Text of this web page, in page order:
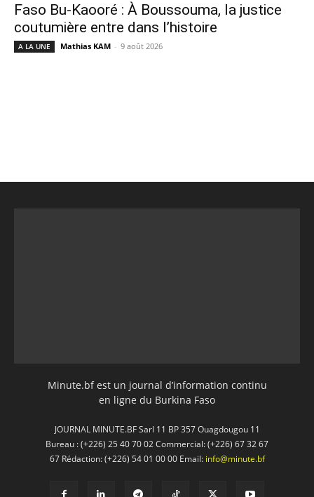
Faso Bu-Kaooré : À Boussouma, la justice
coutumière entre dans l’histoire
A LA UNE Mathias KAM - 9 août 2026
Minute.bf est un journal d’information continu
en ligne du Burkina Faso
JOURNAL MINUTE.BF Sarl 11 BP 357 Ouagdougou 11
Bureau : (+226) 25 40 70 02 Commercial: (+226) 67 32 67
67 Rédaction: (+226) 54 01 00 00 Email: info@minute.bf